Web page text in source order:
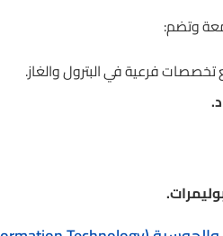
وتضم:
فرعية في البترول والغاز.